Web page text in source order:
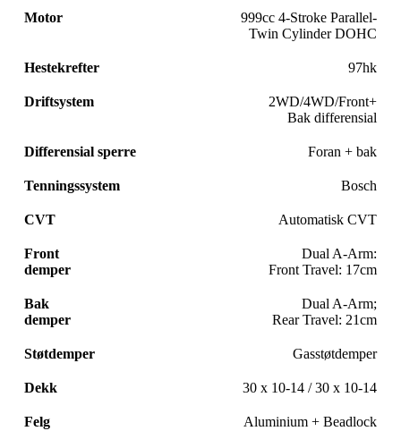
Motor
999cc 4-Stroke Parallel-
Twin Cylinder DOHC
Hestekrefter 97hk
Driftsystem
2WD/4WD/Front+
Bak differensial
Differensial sperre Foran + bak
Tenningssystem Bosch
CVT Automatisk CVT
Front
demper
Dual A-Arm:
Front Travel: 17cm
Bak
demper
Dual A-Arm;
Rear Travel: 21cm
Støtdemper Gasstøtdemper
Dekk 30 x 10-14 / 30 x 10-14
Felg Aluminium + Beadlock